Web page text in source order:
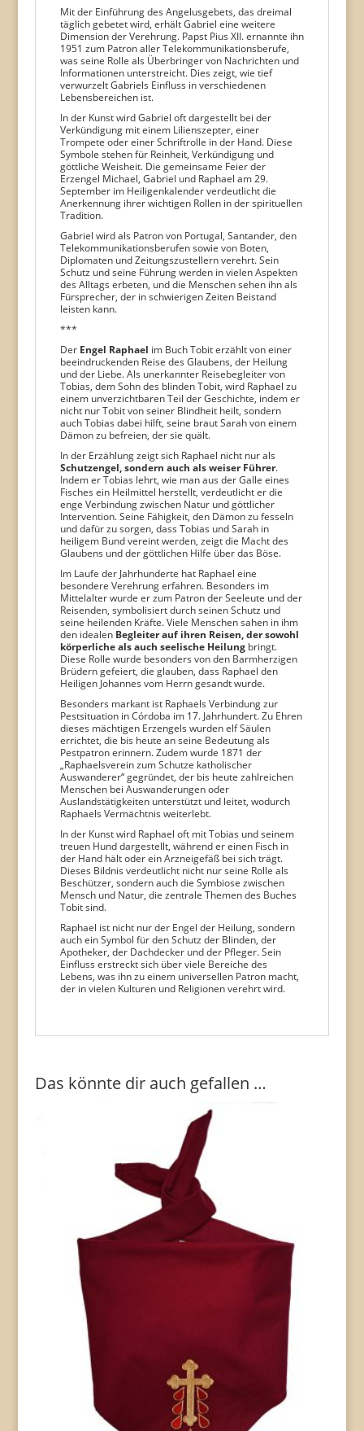
Mit der Einführung des Angelusgebets, das dreimal
täglich gebetet wird, erhält Gabriel eine weitere
Dimension der Verehrung. Papst Pius XII. ernannte ihn
1951 zum Patron aller Telekommunikationsberufe,
was seine Rolle als Überbringer von Nachrichten und
Informationen unterstreicht. Dies zeigt, wie tief
verwurzelt Gabriels Einfluss in verschiedenen
Lebensbereichen ist.
In der Kunst wird Gabriel oft dargestellt bei der
Verkündigung mit einem Lilienszepter, einer
Trompete oder einer Schriftrolle in der Hand. Diese
Symbole stehen für Reinheit, Verkündigung und
göttliche Weisheit. Die gemeinsame Feier der
Erzengel Michael, Gabriel und Raphael am 29.
September im Heiligenkalender verdeutlicht die
Anerkennung ihrer wichtigen Rollen in der spirituellen
Tradition.
Gabriel wird als Patron von Portugal, Santander, den
Telekommunikationsberufen sowie von Boten,
Diplomaten und Zeitungszustellern verehrt. Sein
Schutz und seine Führung werden in vielen Aspekten
des Alltags erbeten, und die Menschen sehen ihn als
Fürsprecher, der in schwierigen Zeiten Beistand
leisten kann.
***
DerEngel Raphael im Buch Tobit erzählt von einer
beeindruckenden Reise des Glaubens, der Heilung
und der Liebe. Als unerkannter Reisebegleiter von
Tobias, dem Sohn des blinden Tobit, wird Raphael zu
einem unverzichtbaren Teil der Geschichte, indem er
nicht nur Tobit von seiner Blindheit heilt, sondern
auch Tobias dabei hilft, seine braut Sarah von einem
Dämon zu befreien, der sie quält.
In der Erzählung zeigt sich Raphael nicht nur als
Schutzengel, sondern auch als weiser Führer.
Indem er Tobias lehrt, wie man aus der Galle eines
Fisches ein Heilmittel herstellt, verdeutlicht er die
enge Verbindung zwischen Natur und göttlicher
Intervention. Seine Fähigkeit, den Dämon zu fesseln
und dafür zu sorgen, dass Tobias und Sarah in
heiligem Bund vereint werden, zeigt die Macht des
Glaubens und der göttlichen Hilfe über das Böse.
Im Laufe der Jahrhunderte hat Raphael eine
besondere Verehrung erfahren. Besonders im
Mittelalter wurde er zum Patron der Seeleute und der
Reisenden, symbolisiert durch seinen Schutz und
seine heilenden Kräfte. Viele Menschen sahen in ihm
den idealen Begleiter auf ihren Reisen, der sowohl
körperliche als auch seelische Heilungbringt.
Diese Rolle wurde besonders von den Barmherzigen
Brüdern gefeiert, die glauben, dass Raphael den
Heiligen Johannes vom Herrn gesandt wurde.
Besonders markant ist Raphaels Verbindung zur
Pestsituation in Córdoba im 17. Jahrhundert. Zu Ehren
dieses mächtigen Erzengels wurden elf Säulen
errichtet, die bis heute an seine Bedeutung als
Pestpatron erinnern. Zudem wurde 1871 der
„Raphaelsverein zum Schutze katholischer
Auswanderer“ gegründet, der bis heute zahlreichen
Menschen bei Auswanderungen oder
Auslandstätigkeiten unterstützt und leitet, wodurch
Raphaels Vermächtnis weiterlebt.
In der Kunst wird Raphael oft mit Tobias und seinem
treuen Hund dargestellt, während er einen Fisch in
der Hand hält oder ein Arzneigefäß bei sich trägt.
Dieses Bildnis verdeutlicht nicht nur seine Rolle als
Beschützer, sondern auch die Symbiose zwischen
Mensch und Natur, die zentrale Themen des Buches
Tobit sind.
Raphael ist nicht nur der Engel der Heilung, sondern
auch ein Symbol für den Schutz der Blinden, der
Apotheker, der Dachdecker und der Pfleger. Sein
Einfluss erstreckt sich über viele Bereiche des
Lebens, was ihn zu einem universellen Patron macht,
der in vielen Kulturen und Religionen verehrt wird.
Das könnte dir auch gefallen …